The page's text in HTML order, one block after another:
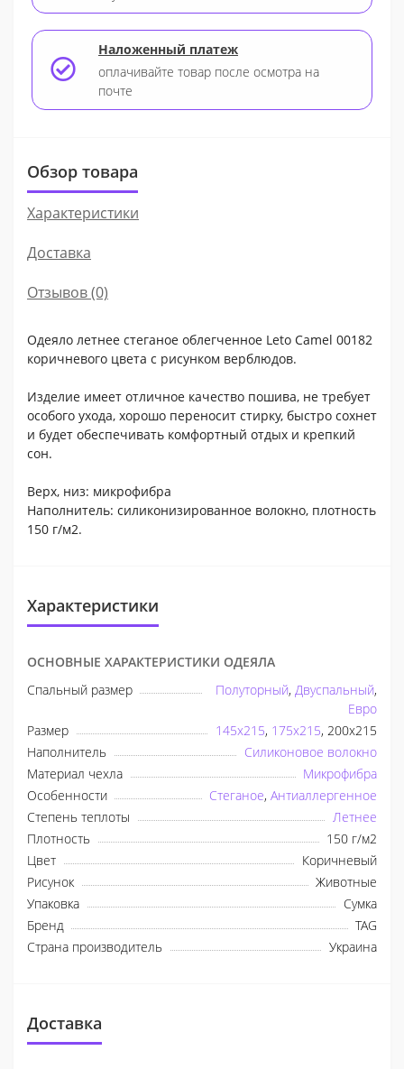
Наложенный платеж
оплачивайте товар после осмотра на
почте
Обзор товара
Характеристики
Доставка
Отзывов (0)
Одеяло летнее стеганое облегченное Leto Camel 00182
коричневого цвета с рисунком верблюдов.
Изделие имеет отличное качество пошива, не требует
особого ухода, хорошо переносит стирку, быстро сохнет
и будет обеспечивать комфортный отдых и крепкий
сон.
Верх, низ: микрофибра
Наполнитель: силиконизированное волокно, плотность
150 г/м2.
Характеристики
ОСНОВНЫЕ ХАРАКТЕРИСТИКИ ОДЕЯЛА
Спальный размер
Полуторный, Двуспальный,
Евро
Размер
145x215, 175x215, 200x215
Наполнитель
Силиконовое волокно
Материал чехла
Микрофибра
Особенности
Стеганое, Антиаллергенное
Степень теплоты
Летнее
Плотность
150 г/м2
Цвет
Коричневый
Рисунок
Животные
Упаковка
Сумка
Бренд
TAG
Страна производитель
Украина
Доставка